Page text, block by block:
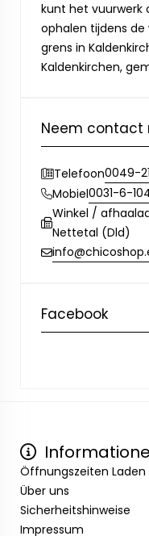
kunt het vuurwerk
ophalen tijdens de
grens in
Kaldenkirchen,
Neem contact
Telefoon0049-
Mobiel0031-6-
Winkel /
Nettetal (Dld)
Facebook
Öffnungszeiten Laden
Über uns
Sicherheitshinweise
Impressum